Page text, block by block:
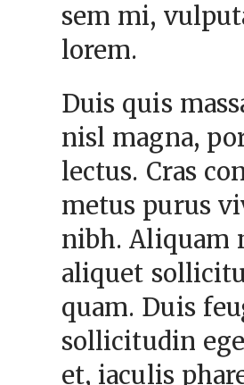
sem mi,
lorem.
Duis quis
nisl magna,
lectus. Cras
metus purus
nibh. Aliquam
aliquet
quam. Duis
sollicitudin
et, iaculis